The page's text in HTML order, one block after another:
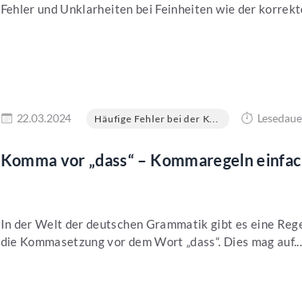
Fehler und Unklarheiten bei Feinheiten wie der
22.03.2024 Häufige Fehler bei der K...
Komma vor „dass“ – Kommaregeln
In der Welt der deutschen Grammatik gibt es eine
die Kommasetzung vor dem Wort „dass“. Dies mag auf...